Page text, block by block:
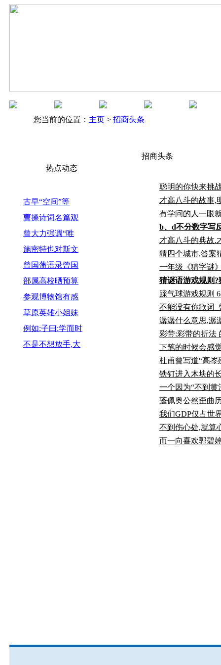
您当前的位置： 主页> 招商头条
热点动态
古早“空间”等
曹操诗词名篇观
曾大力强调“唯
施密特也对斯文
曾国藩语录曾国
部属高校晒预算
参观博物馆有感
草原英雄小姐妹
例如:子曰:学而时
不是不想放手,大
招商头条
聪明的你快来挑
才高八斗的故事,
有学问的人一眼
b、d不分数字写
才高八斗的典故.
猜四个城市,答案
一年级《猜字谜
猜谜语游戏规则
踩气球游戏规则
不能没有你歌词
潺潺什么意思,潺
彩带:彩带的折法
下笔的时候会感
杜甫曾写道“高岑
铁钉进入木块的
一个因为“不到黄
蓬佩奥公然歪曲
我们GDP仅占世
不到伤心处,就算
而一向喜欢郭碧